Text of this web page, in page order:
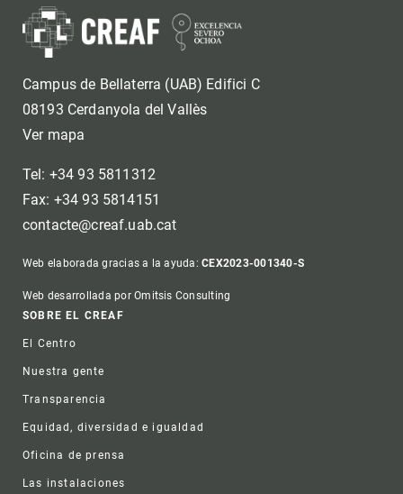
Campus de Bellaterra (UAB) Edifici C
08193 Cerdanyola del Vallès
Ver mapa
Tel: +34 93 5811312
Fax: +34 93 5814151
contacte@creaf.uab.cat
Web elaborada gracias a la ayuda:CEX2023-001340-S
Web desarrollada por Omitsis Consulting
Footer
SOBRE EL CREAF
El Centro
Nuestra gente
Transparencia
Equidad, diversidad e igualdad
Oficina de prensa
Las instalaciones